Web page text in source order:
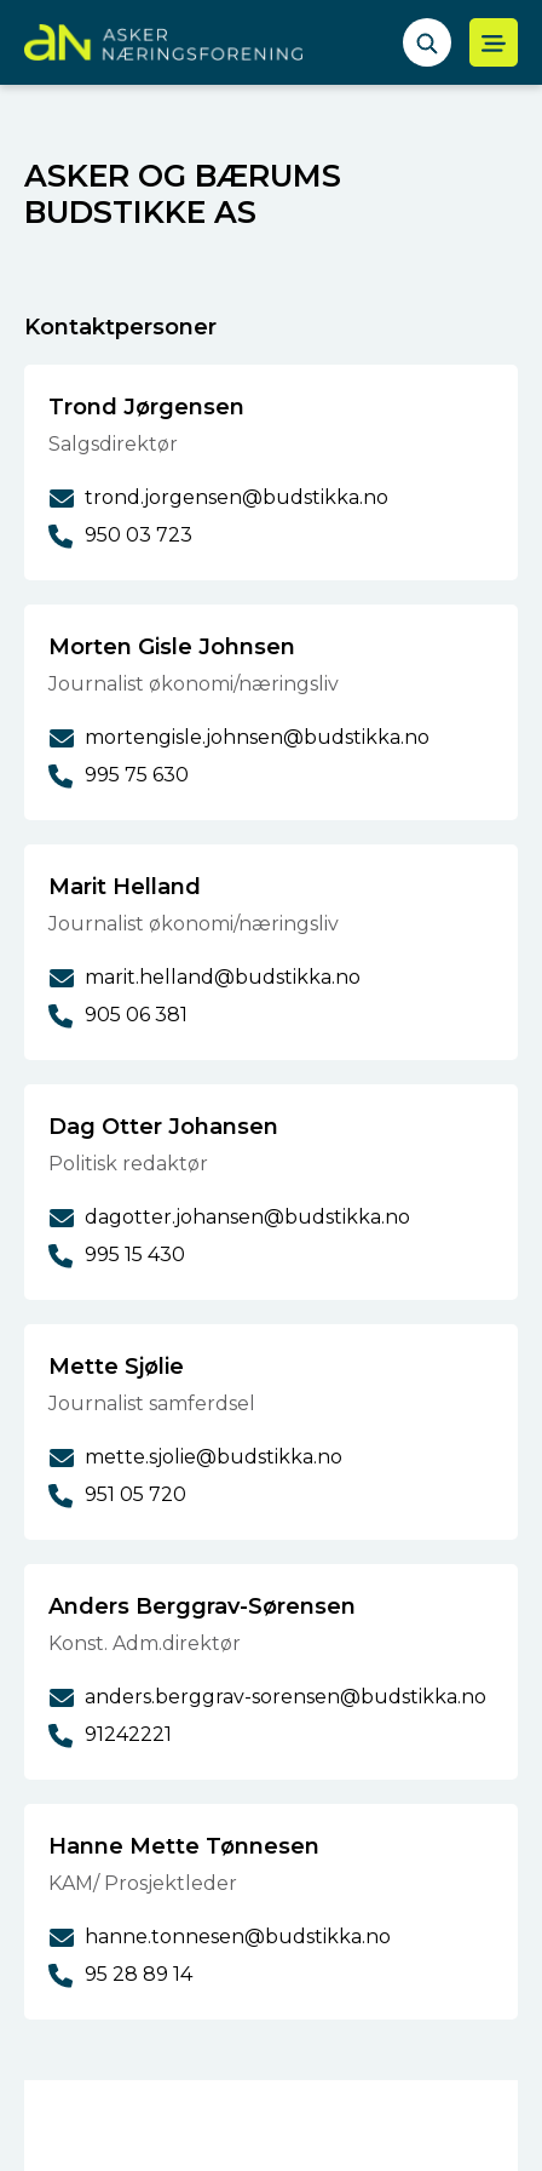
ASKER OG BÆRUMS
BUDSTIKKE AS
Kontaktpersoner
Trond Jørgensen
Salgsdirektør
trond.jorgensen@budstikka.no
950 03 723
Morten Gisle Johnsen
Journalist økonomi/næringsliv
mortengisle.johnsen@budstikka.no
995 75 630
Marit Helland
Journalist økonomi/næringsliv
marit.helland@budstikka.no
905 06 381
Dag Otter Johansen
Politisk redaktør
dagotter.johansen@budstikka.no
995 15 430
Mette Sjølie
Journalist samferdsel
mette.sjolie@budstikka.no
951 05 720
Anders Berggrav-Sørensen
Konst. Adm.direktør
anders.berggrav-sorensen@budstikka.no
91242221
Hanne Mette Tønnesen
KAM/ Prosjektleder
hanne.tonnesen@budstikka.no
95 28 89 14